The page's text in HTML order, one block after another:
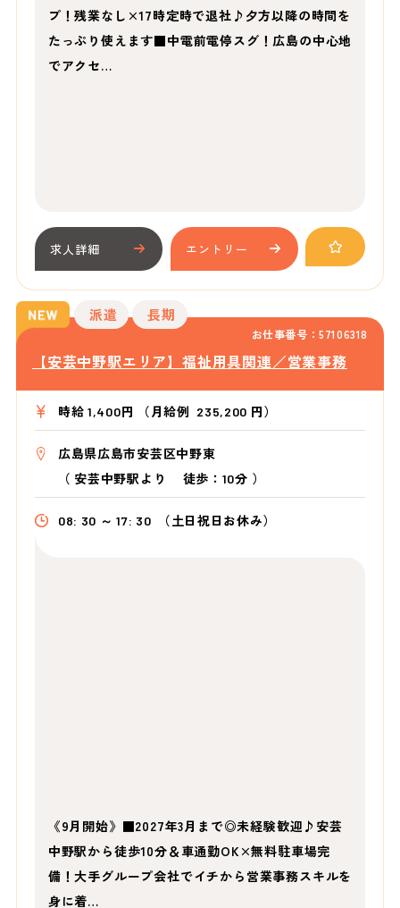
プ！残業なし×17時定時で退社♪夕方以降の時間を
たっぷり使えます■中電前電停スグ！広島の中心地
でアクセ…
求人詳細 エントリー
お仕事番号：57106318
派遣 長期
【安芸中野駅エリア】福祉用具関連／営業事務
時給 1,400円 （月給例 235,200 円）
広島県広島市安芸区中野東
（ 安芸中野駅より 徒歩：10分 ）
08: 30 ～ 17: 30 （土日祝日お休み）
《9月開始》■2027年3月まで◎未経験歓迎♪安芸
中野駅から徒歩10分＆車通勤OK×無料駐車場完
備！大手グループ会社でイチから営業事務スキルを
身に着…